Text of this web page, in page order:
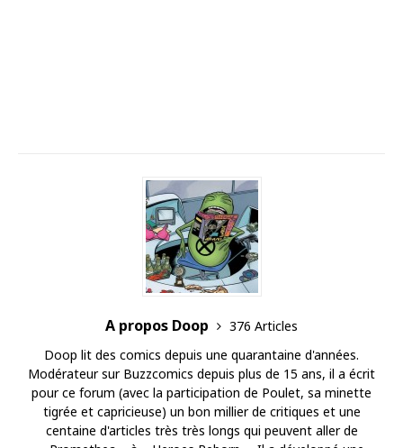
A propos Doop
376 Articles
Doop lit des comics depuis une quarantaine d'années.
Modérateur sur Buzzcomics depuis plus de 15 ans, il a écrit
pour ce forum (avec la participation de Poulet, sa minette
tigrée et capricieuse) un bon millier de critiques et une
centaine d'articles très très longs qui peuvent aller de